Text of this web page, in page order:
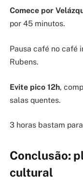
Comece por
por 45 minutos.
Pausa café no café
Rubens.
Evite pico 12h,
salas quentes.
3 horas bastam
Conclusão:
cultural